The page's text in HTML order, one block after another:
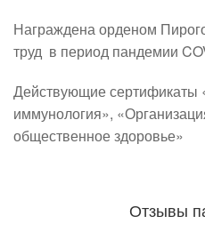
Награждена орденом
труд  в период пандемии
Действующие сертификаты
иммунология»,
общественное здоровье»
Отзывы